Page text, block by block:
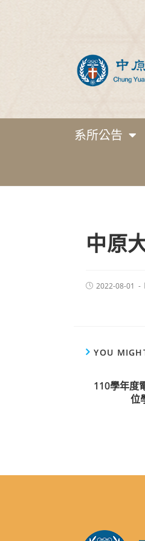
系所公告
中原
2022-08-01
YOU
110學年度
位